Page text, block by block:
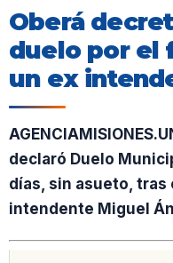
Oberá
duelo por el
un ex
declaró Duelo
días, sin asueto,
intendente Miguel